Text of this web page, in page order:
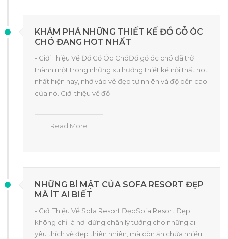
KHÁM PHÁ NHỮNG THIẾT KẾ ĐỒ GỖ ÓC
CHÓ ĐANG HOT NHẤT
- Giới Thiệu Về Đồ Gỗ Óc ChóĐồ gỗ óc chó đã trở
thành một trong những xu hướng thiết kế nội thất hot
nhất hiện nay, nhờ vào vẻ đẹp tự nhiên và độ bền cao
của nó. Giới thiệu về đồ
Read More
NHỮNG BÍ MẬT CỦA SOFA RESORT ĐẸP
MÀ ÍT AI BIẾT
- Giới Thiệu Về Sofa Resort ĐẹpSofa Resort Đẹp
không chỉ là nơi dừng chân lý tưởng cho những ai
yêu thích vẻ đẹp thiên nhiên, mà còn ẩn chứa nhiều